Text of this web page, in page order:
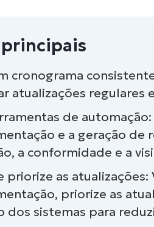
o gerenciamento de
os benefícios do
Patch Tuesday?
os tipos de patches do
tem uma ferramenta
cronograma
atualizações regulares
de
e a geração de
a conformidade e a
priorize as
priorize as
dos sistemas para